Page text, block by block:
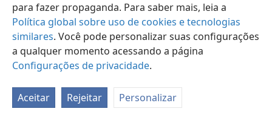
para fazer propaganda. Para saber mais, leia a
Política global sobre uso de cookies e tecnologias
similares. Você pode personalizar suas configurações
a qualquer momento acessando a página
Configurações de privacidade.
Aceitar Rejeitar Personalizar